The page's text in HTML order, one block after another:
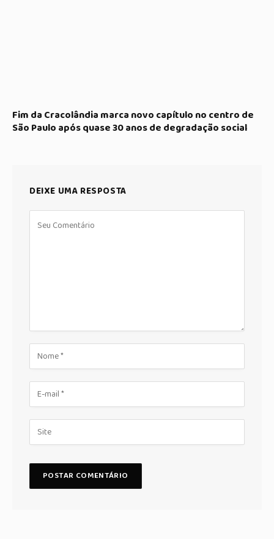
Fim da Cracolândia marca novo capítulo no centro de
São Paulo após quase 30 anos de degradação social
DEIXE UMA RESPOSTA